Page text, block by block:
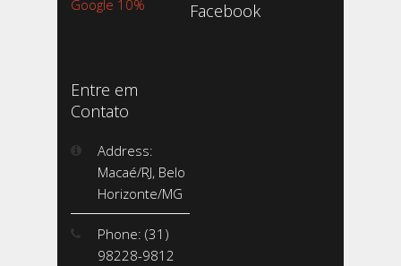
Google 10%
Facebook
Entre em
Contato
Address:
Macaé/RJ, Belo
Horizonte/MG
Phone: (31)
98228-9812